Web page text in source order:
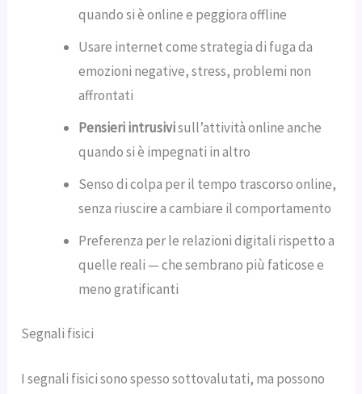
quando si è online e peggiora offline
Usare internet come strategia di fuga da
emozioni negative, stress, problemi non
affrontati
Pensieri intrusivisull’attività online anche
quando si è impegnati in altro
Senso di colpa per il tempo trascorso online,
senza riuscire a cambiare il comportamento
Preferenza per le relazioni digitali rispetto a
quelle reali — che sembrano più faticose e
meno gratificanti
Segnali fisici
I segnali fisici sono spesso sottovalutati, ma possono